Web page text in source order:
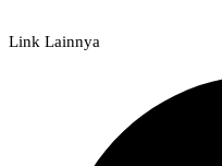
Link Lainnya